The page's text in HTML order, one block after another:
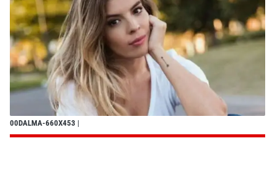
00DALMA-660X453 |